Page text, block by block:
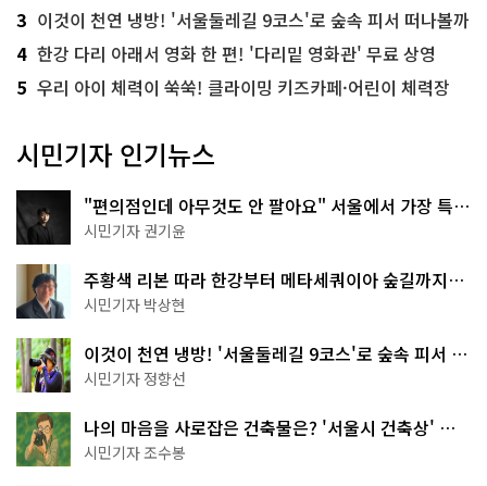
3 이것이 천연 냉방! '서울둘레길 9코스'로 숲속 피서 떠나볼까
4 한강 다리 아래서 영화 한 편! '다리밑 영화관' 무료 상영
5 우리 아이 체력이 쑥쑥! 클라이밍 키즈카페·어린이 체력장
시민기자 인기뉴스
"편의점인데 아무것도 안 팔아요" 서울에서 가장 특별
한 편의점의 정체
시민기자 권기윤
주황색 리본 따라 한강부터 메타세쿼이아 숲길까지…
서울둘레길 15코스
시민기자 박상현
이것이 천연 냉방! '서울둘레길 9코스'로 숲속 피서 떠
나볼까
시민기자 정향선
나의 마음을 사로잡은 건축물은? '서울시 건축상' 수
상작 공개!
시민기자 조수봉